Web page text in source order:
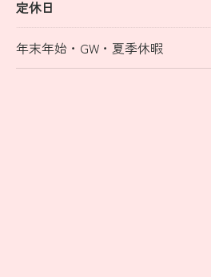
定休日
年末年始・GW・夏季休暇